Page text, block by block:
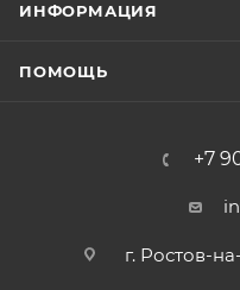
ИНФОРМАЦИЯ
ПОМОЩЬ
+7
г. Ростов-